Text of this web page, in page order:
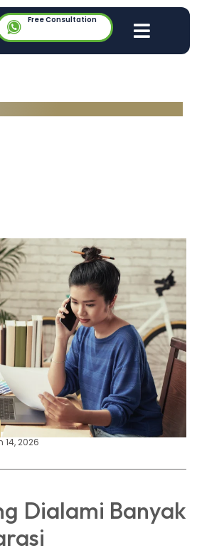
Free Consultation
14, 2026
Dialami Banyak